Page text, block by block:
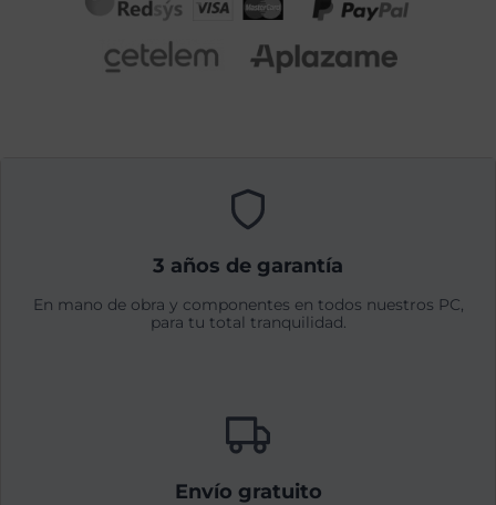
3 años de garantía
En mano de obra y componentes en todos nuestros PC,
para tu total tranquilidad.
Envío gratuito